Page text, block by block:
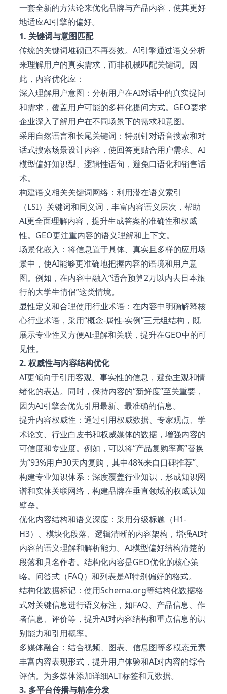
一套全新的方法论来优化品牌与产品内容，使其更好
地适应AI引擎的偏好。
1. 关键词与意图匹配
传统的关键词堆砌已不再奏效。AI引擎通过语义分析
来理解用户的真实需求，而非机械匹配关键词。因
此，内容优化应：
深入理解用户意图：分析用户在AI对话中的真实提问
和需求，覆盖用户可能的多样化提问方式。GEO要求
企业深入了解用户在不同场景下的需求和意图。
采用自然语言和长尾关键词：特别针对语音搜索和对
话式搜索场景设计内容，使回答更贴合用户需求。AI
模型偏好知识型、逻辑性语句，避免口语化和销售话
术。
构建语义相关关键词网络：利用潜在语义索引
（LSI）关键词和同义词，丰富内容语义层次，帮助
AI更全面理解内容，提升生成答案的准确性和权威
性。GEO更注重内容的语义理解和上下文。
场景化嵌入：将信息置于具体、真实且多样的应用场
景中，使AI能够更准确地把握内容的语境和用户意
图。例如，在内容中融入“适合预算2万以内去日本旅
行的大学生情侣”这类情境。
显性定义和合理使用行业术语：在内容中明确解释核
心行业术语，采用“概念-属性-实例”三元组结构，既
展示专业性又方便AI理解和关联，提升在GEO中的可
见性。
2. 权威性与内容结构优化
AI更倾向于引用客观、事实性的信息，避免主观和情
绪化的表达。同时，保持内容的“新鲜度”至关重要，
因为AI引擎会优先引用最新、最准确的信息。
提升内容权威性：通过引用权威数据、专家观点、学
术论文、行业白皮书和权威媒体的数据，增强内容的
可信度和专业度。例如，可以将“产品复购率高”替换
为“93%用户30天内复购，其中48%来自口碑推荐”。
构建专业知识体系：深度覆盖行业知识，形成知识图
谱和实体关联网络，构建品牌在垂直领域的权威认知
壁垒。
优化内容结构和语义深度：采用分级标题（H1-
H3）、模块化段落、逻辑清晰的内容架构，增强AI对
内容的语义理解和解析能力。AI模型偏好结构清楚的
段落和具名作者。结构化内容是GEO优化的核心策
略。问答式（FAQ）和列表是AI特别偏好的格式。
结构化数据标记：使用Schema.org等结构化数据格
式对关键信息进行语义标注，如FAQ、产品信息、作
者信息、评价等，提升AI对内容结构和重点信息的识
别能力和引用概率。
多媒体融合：结合视频、图表、信息图等多模态元素
丰富内容表现形式，提升用户体验和AI对内容的综合
评估。为多媒体添加详细ALT标签和元数据。
3. 多平台传播与精准分发